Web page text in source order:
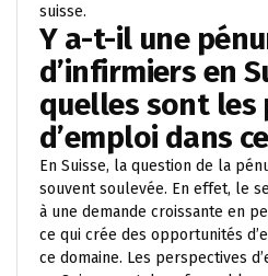
suisse.
Y a-t-il une
d’infirmiers en
quelles sont les
d’emploi dans
En Suisse, la question de la
souvent soulevée. En effet, le
à une demande croissante en
ce qui crée des opportunités
ce domaine. Les perspectives